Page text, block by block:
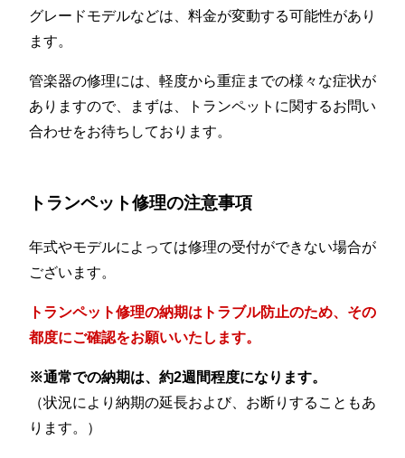
グレードモデルなどは、料金が変動する可能性があり
ます。
管楽器の修理には、軽度から重症までの様々な症状が
ありますので、まずは、トランペットに関するお問い
合わせをお待ちしております。
トランペット修理の注意事項
年式やモデルによっては修理の受付ができない場合が
ございます。
トランペット修理の納期はトラブル防止のため、その
都度にご確認をお願いいたします。
※通常での納期は、約2週間程度になります。
（状況により納期の延長および、お断りすることもあ
ります。）